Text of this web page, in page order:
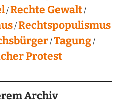
Rechte Gewalt
Rechtspopulismus
Tagung
Protest
Archiv